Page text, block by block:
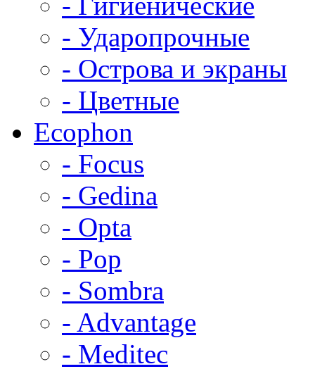
- Ударопрочные
- Острова и экраны
- Цветные
Ecophon
- Focus
- Gedina
- Opta
- Pop
- Sombra
- Advantage
- Meditec